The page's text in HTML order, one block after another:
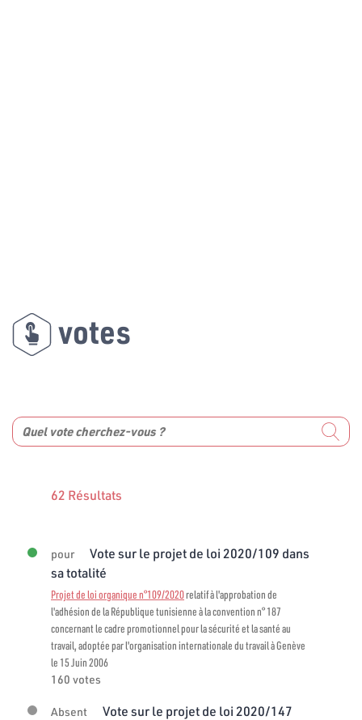
votes
62 Résultats
pour
Vote sur le projet de loi 2020/109 dans
sa totalité
Projet de loi organique n°109/2020relatif à l'approbation de
l'adhésion de la République tunisienne à la convention n° 187
concernant le cadre promotionnel pour la sécurité et la santé au
travail, adoptée par l'organisation internationale du travail à Genève
le 15 Juin 2006
160 votes
Absent
Vote sur le projet de loi 2020/147